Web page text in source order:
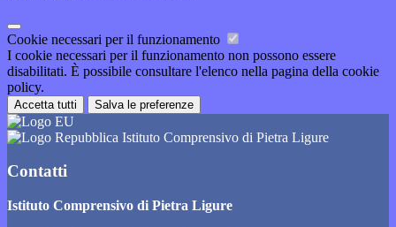
Cookie necessari per il funzionamento
I cookie necessari per il funzionamento non possono essere
disabilitati. È possibile consultare l'elenco nella pagina della cookie
policy.
Accetta tutti Salva le preferenze
Istituto Comprensivo di Pietra Ligure
Contatti
Istituto Comprensivo di Pietra Ligure